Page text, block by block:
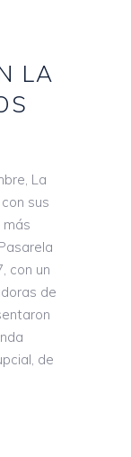
LA
La
sus
más
con un
de
de